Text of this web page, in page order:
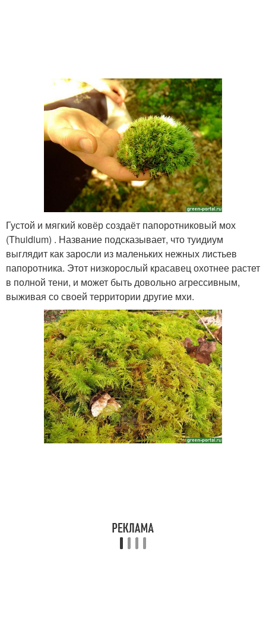
Густой и мягкий ковёр создаёт папоротниковый мох
(Thuidium) . Название подсказывает, что туидиум
выглядит как заросли из маленьких нежных листьев
папоротника. Этот низкорослый красавец охотнее растет
в полной тени, и может быть довольно агрессивным,
выживая со своей территории другие мхи.